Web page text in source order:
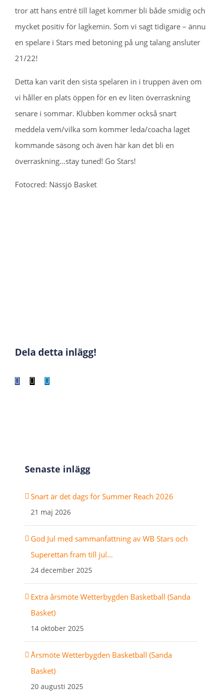
tror att hans entré till laget kommer bli både smidig och
mycket positiv för lagkemin. Som vi sagt tidigare – ännu
en spelare i Stars med betoning på ung talang ansluter
21/22!
Detta kan varit den sista spelaren in i truppen även om
vi håller en plats öppen för en ev liten överraskning
senare i sommar. Klubben kommer också snart
meddela vem/vilka som kommer leda/coacha laget
kommande säsong och även här kan det bli en
överraskning…stay tuned! Go Stars!
Fotocred: Nässjö Basket
Dela detta inlägg!
Facebook
Senaste inlägg
Snart är det dags för Summer Reach 2026
21 maj 2026
God Jul med sammanfattning av WB Stars och
Superettan fram till jul…
24 december 2025
Extra årsmöte Wetterbygden Basketball (Sanda
Basket)
14 oktober 2025
Årsmöte Wetterbygden Basketball (Sanda
Basket)
20 augusti 2025